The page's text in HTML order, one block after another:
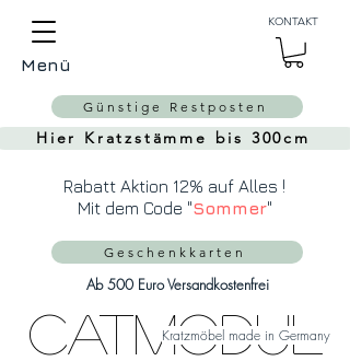
CatModul
Kratzmöbel made in Germany
Menü
KONTAKT
Ab 500 Euro Versandkostenfrei
Hier Kratzstämme bis 300cm
Geschenkkarten
Günstige Restposten
Rabatt Aktion 12% auf Alles !
Mit dem Code "Sommer"